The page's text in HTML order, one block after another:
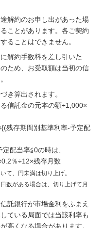
解約のお申し出があった場
ことがあります。各ご契約
ることはできません。
解約手数料を差し引いた
ため、お受取額は当初の信
き算出されます。
信託金の元本の額÷1,000×
残存期間別基準利率-予定配
配当率≦0の時は、
％÷12×残存月数
て、円未満は切り上げ。
数がある場合は、切り上げて月
託銀行が市場金利をふまえ
ている局面では当該利率も
高くなる場合があります。